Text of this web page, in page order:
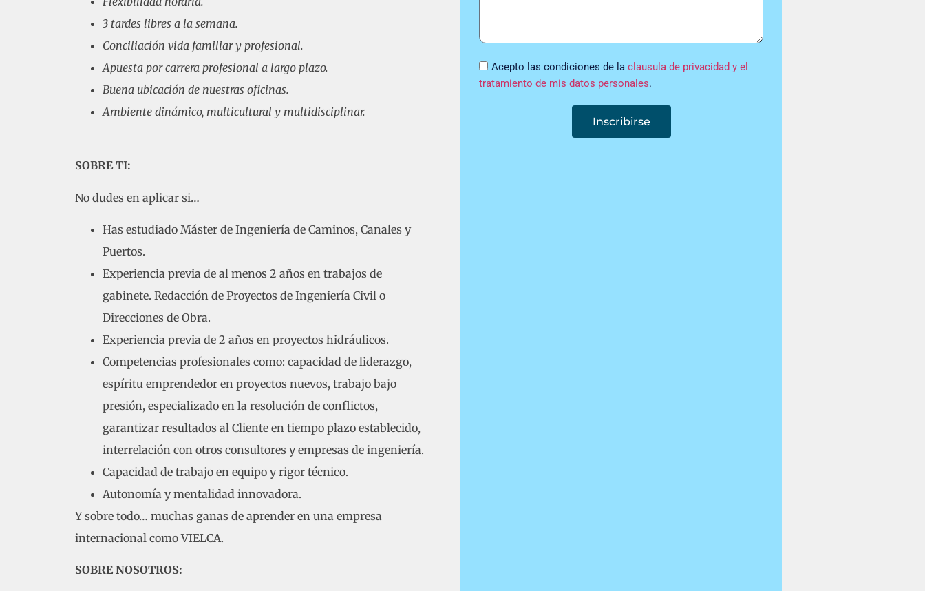
3 tardes libres a la semana.
Conciliación vida familiar y profesional.
Apuesta por carrera profesional a largo plazo.
Buena ubicación de nuestras oficinas.
Ambiente dinámico, multicultural y multidisciplinar.
SOBRE TI:
No dudes en aplicar si…
Has estudiado Máster de Ingeniería de Caminos, Canales y
Puertos.
Experiencia previa de al menos 2 años en trabajos de
gabinete. Redacción de Proyectos de Ingeniería Civil o
Direcciones de Obra.
Experiencia previa de 2 años en proyectos hidráulicos.
Competencias profesionales como: capacidad de liderazgo,
espíritu emprendedor en proyectos nuevos, trabajo bajo
presión, especializado en la resolución de conflictos,
garantizar resultados al Cliente en tiempo plazo establecido,
interrelación con otros consultores y empresas de ingeniería.
Capacidad de trabajo en equipo y rigor técnico.
Autonomía y mentalidad innovadora.
Y sobre todo… muchas ganas de aprender en una empresa
internacional como VIELCA.
SOBRE NOSOTROS:
Acepto las condiciones de laclausula de privacidad y el
tratamiento de mis datos personales.
Inscribirse